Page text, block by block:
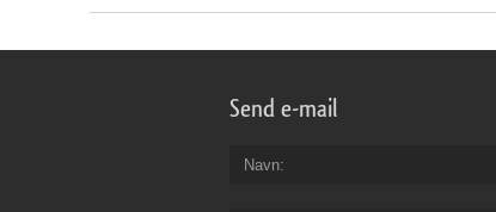
Send e-mail
Navn